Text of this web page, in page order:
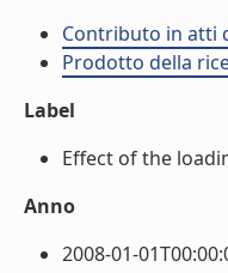
Contributo in atti
Prodotto della
Label
Effect of the
Anno
2008-01-